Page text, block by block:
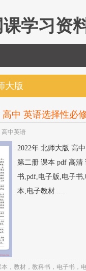
课学习资
大版
高中 英语选择性必
高中英语
2022年 北师大版 高
第二册 课本 pdf 高清
书,pdf,电子版,电子书
本,电子教材 ....
本 ，教材 ，教科书 ， 电子书 ，